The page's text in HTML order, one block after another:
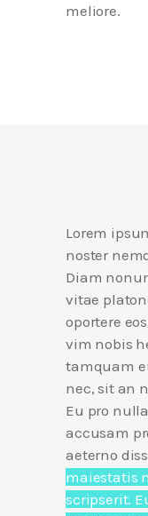
meliore.
Lorem
noster
Diam
vitae
oportere
vim nobis
tamquam
nec, sit an
Eu pro
accusam
aeterno
maiestatis
scripserit.